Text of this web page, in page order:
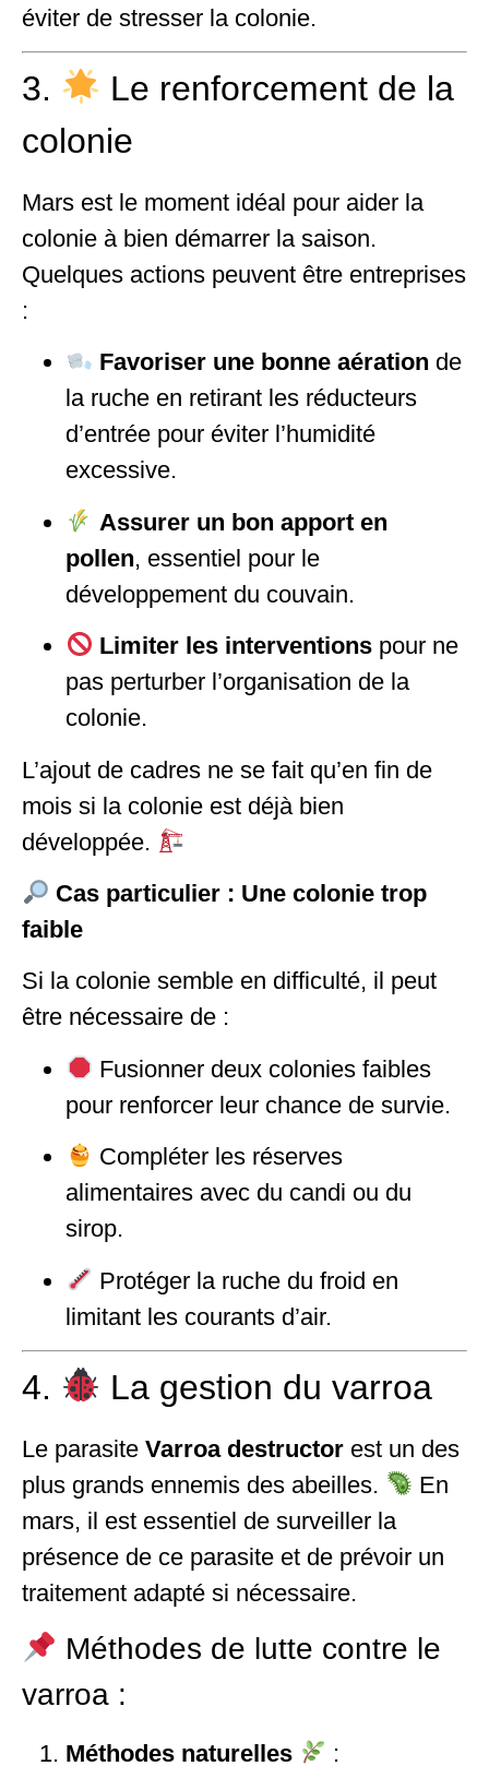
éviter de stresser la colonie.
3.
Le renforcement de la
colonie
Mars est le moment idéal pour aider la
colonie à bien démarrer la saison.
Quelques actions peuvent être entreprises
:
Favoriser une bonne aération de
la ruche en retirant les réducteurs
d’entrée pour éviter l’humidité
excessive.
Assurer un bon apport en
pollen, essentiel pour le
développement du couvain.
Limiter les interventions pour ne
pas perturber l’organisation de la
colonie.
L’ajout de cadres ne se fait qu’en fin de
mois si la colonie est déjà bien
développée.
Cas particulier : Une colonie trop
faible
Si la colonie semble en difficulté, il peut
être nécessaire de :
Fusionner deux colonies faibles
pour renforcer leur chance de survie.
Compléter les réserves
alimentaires avec du candi ou du
sirop.
Protéger la ruche du froid en
limitant les courants d’air.
4. La gestion du varroa
Le parasite Varroa destructor est un des
plus grands ennemis des abeilles.
En
mars, il est essentiel de surveiller la
présence de ce parasite et de prévoir un
traitement adapté si nécessaire.
Méthodes de lutte contre le
varroa :
Méthodes naturelles
: